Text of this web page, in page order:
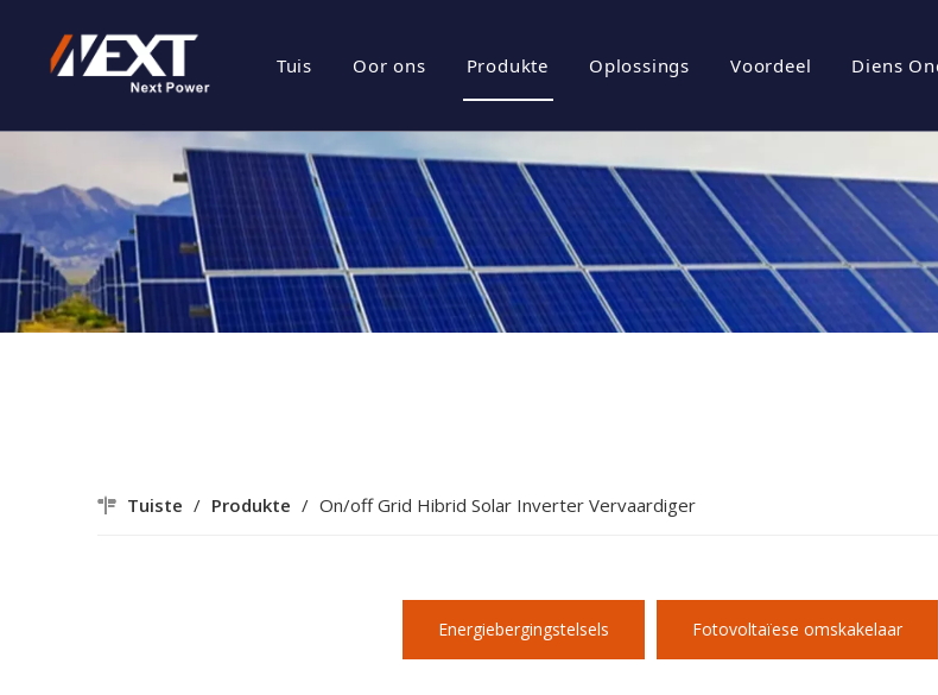
Tuis Oor ons
Maatskappy Kultuur
Sertifikaat Eer
Maatskappy Styl
Produkte
Fotovoltaïese omskakelaar
Fotovoltaïese stelsel
Oplossings Voordeel Diens
Tuiste / Produkte / On/off Grid Hibrid Solar Inverter Vervaardiger
Energiebergingstelsels Fotovoltaïese omskakelaar